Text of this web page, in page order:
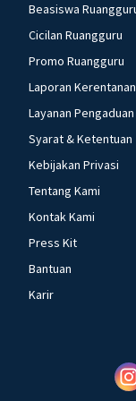
Beasiswa
Cicilan Ruangguru
Promo Ruangguru
Laporan Kerentanan
Layanan Pengaduan
Syarat & Ketentuan
Kebijakan Privasi
Tentang Kami
Kontak Kami
Press Kit
Bantuan
Karir